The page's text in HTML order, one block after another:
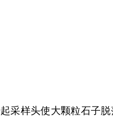
采样头使大颗粒石子脱